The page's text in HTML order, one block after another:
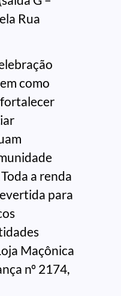
Rua
como
a renda
para
Maçônica
nº 2174,